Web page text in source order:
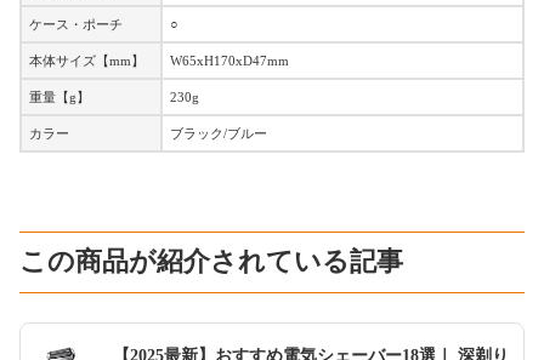
ケース・ポーチ ○
本体サイズ【mm】 W65xH170xD47mm
重量【g】 230g
カラー ブラック/ブルー
この商品が紹介されている記事
【2025最新】おすすめ電気シェーバー18選｜ 深剃り